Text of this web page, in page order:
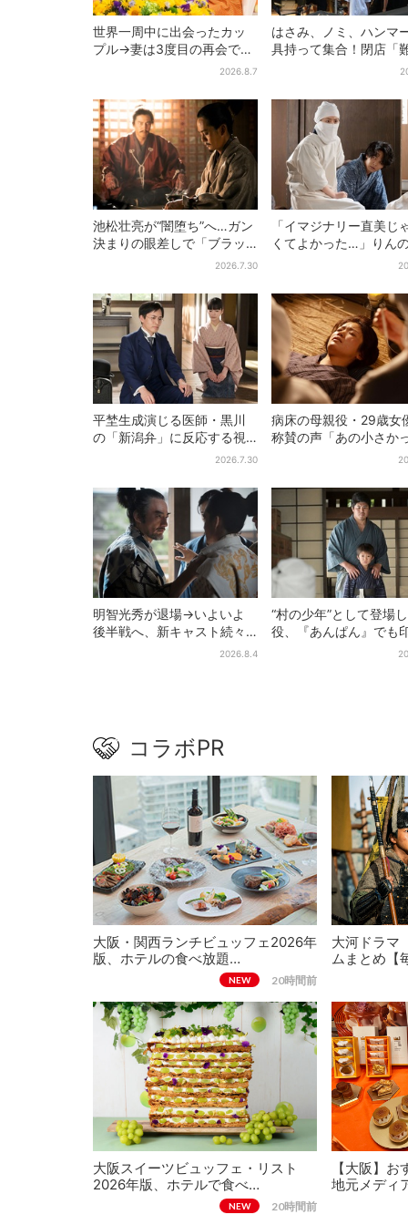
世界一周中に出会ったカッ
プル→妻は3度目の再会で
「夫の顔の良さを認識」ジ
2026.8.7
はさみ、ノミ、ハンマ
具持って集合！閉店「
ベアーズ」最終日400
い」
池松壮亮が“闇堕ち”へ…ガン
決まりの眼差しで「ブラッ
ク秀吉がログイン」【豊臣
2026.7.30
「イマジナリー直美じ
くてよかった…」りん
チに駆けつける直美、
喜
平埜生成演じる医師・黒川
の「新潟弁」に反応する視
聴者続出「グッときた」2026.7.30
病床の母親役・29歳女
称賛の声「あの小さか
加恋ちゃんが…」朝ド
明智光秀が退場→いよいよ
後半戦へ、新キャスト続々…
「豊臣兄弟！」振り返り＆
2026.8.4
“村の少年”として登場
役、『あんぱん』でも
的だった…視聴者驚き
コラボPR
大阪・関西ランチビュッフェ2026年
版、ホテルの食べ放題…
NEW 20時間前
大河ドラマ
ムまとめ【
大阪スイーツビュッフェ・リスト
2026年版、ホテルで食べ…
NEW 20時間前
【大阪】
地元メディ